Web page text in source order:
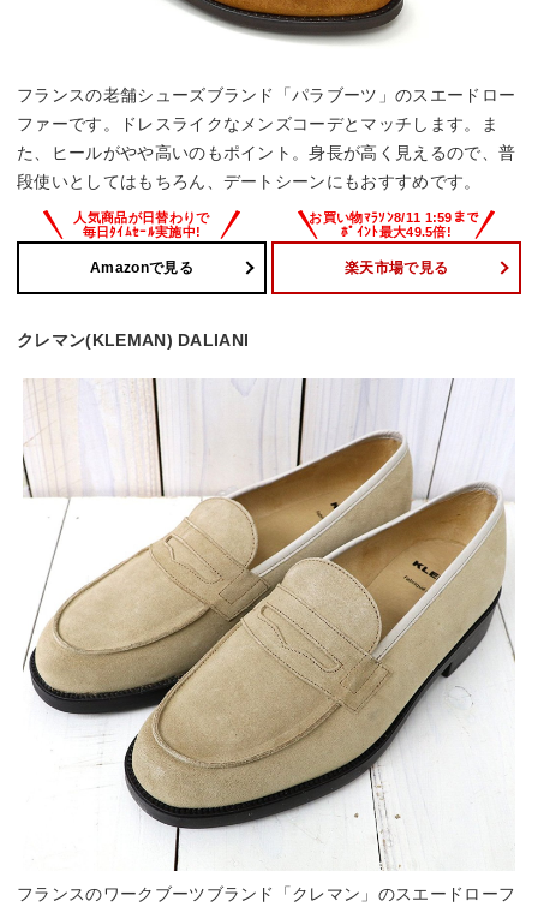
フランスの老舗シューズブランド「パラブーツ」のスエードロー
ファーです。ドレスライクなメンズコーデとマッチします。ま
た、ヒールがやや高いのもポイント。身長が高く見えるので、普
段使いとしてはもちろん、デートシーンにもおすすめです。
Amazonで見る 楽天市場で見る
クレマン(KLEMAN) DALIANI
フランスのワークブーツブランド「クレマン」のスエードローフ